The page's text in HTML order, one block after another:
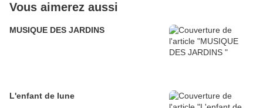
Vous aimerez aussi
MUSIQUE DES JARDINS
L'enfant de lune